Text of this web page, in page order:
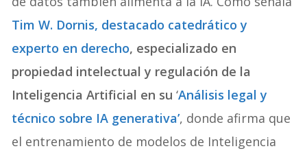
Tim W. Dornis, destacado catedrático y
experto en derecho, especializado en
propiedad intelectual y regulación de la
Inteligencia Artificial en su ‘Análisis legal y
técnico sobre IA generativa’, donde afirma que
el entrenamiento de modelos de Inteligencia